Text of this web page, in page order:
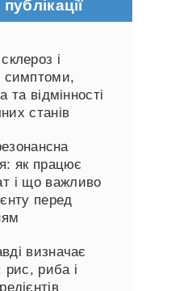
і
симптоми,
та відмінності
станів
як працює
і що важливо
перед
визначає
рис, риба і